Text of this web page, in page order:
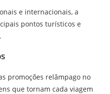
e internacionais, a
pontos turísticos e
promoções relâmpago no
que tornam cada viagem